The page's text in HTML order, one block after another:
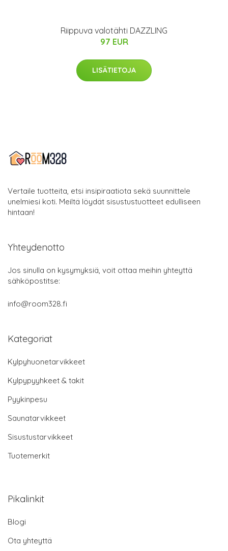
Riippuva valotähti DAZZLING
97 EUR
LISÄTIETOJA
Vertaile tuotteita, etsi insipiraatiota sekä suunnittele
unelmiesi koti. Meiltä löydät sisustustuotteet edulliseen
hintaan!
Yhteydenotto
Jos sinulla on kysymyksiä, voit ottaa meihin yhteyttä
sähköpostitse:
info@room328.fi
Kategoriat
Kylpyhuonetarvikkeet
Kylpypyyhkeet & takit
Pyykinpesu
Saunatarvikkeet
Sisustustarvikkeet
Tuotemerkit
Pikalinkit
Blogi
Ota yhteyttä